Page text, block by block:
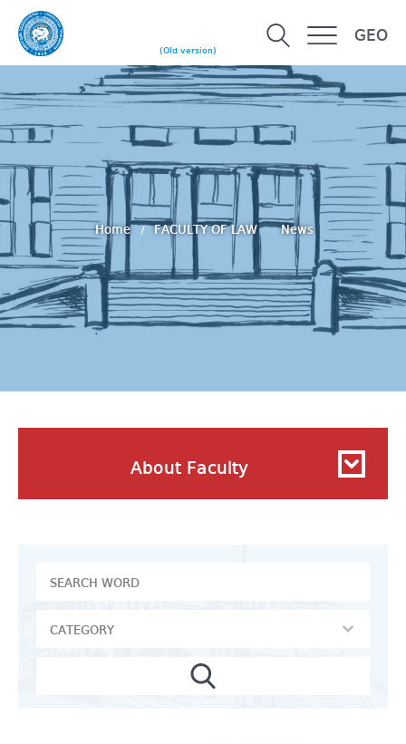
(Old version)
GEO
Home FACULTY OF LAW News
About Faculty